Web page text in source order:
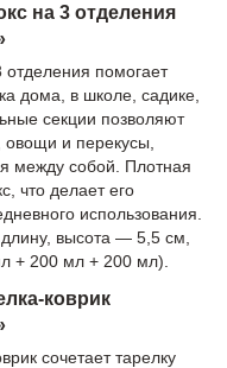
на 3 отделения
отделения помогает
дома, в школе, садике,
секции позволяют
и перекусы,
между собой. Плотная
что делает его
использования.
высота — 5,5 см,
+ 200 мл + 200 мл).
коврик
сочетает тарелку